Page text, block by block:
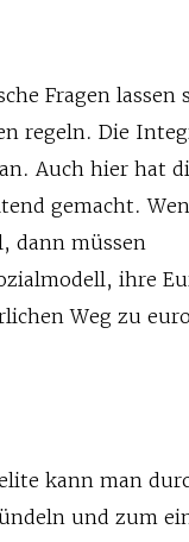
Fragen lassen
regeln. Die
Auch hier hat
gemacht.
dann müssen
ihre
Weg zu
kann man
und zum